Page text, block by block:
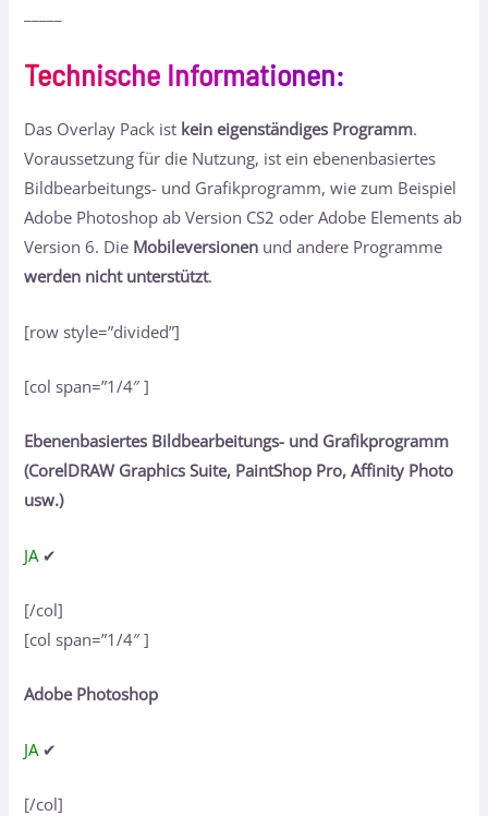
Technische Informationen:
Das Overlay Pack ist kein eigenständiges Programm.
Voraussetzung für die Nutzung, ist ein ebenenbasiertes
Bildbearbeitungs- und Grafikprogramm, wie zum Beispiel
Adobe Photoshop ab Version CS2 oder Adobe Elements ab
Version 6. Die Mobileversionen und andere Programme
werden nicht unterstützt.
[row style=”divided”]
[col span=”1/4″ ]
Ebenenbasiertes Bildbearbeitungs- und Grafikprogramm
(CorelDRAW Graphics Suite, PaintShop Pro, Affinity Photo
usw.)
JA ✔
[/col]
[col span=”1/4″ ]
Adobe Photoshop
JA ✔
[/col]